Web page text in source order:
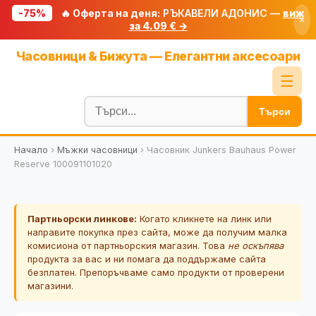
-75% 🔥 Оферта на деня: РЪКАВЕЛИ АДОНИС — виж
за 4.09 € →
×
Часовници & Бижута — Елегантни аксесоари
☰
Блог
🧮 Калкулатори
🔍 Намери продукт
🎟️ Купони
Търси
Начало › Мъжки часовници › Часовник Junkers Bauhaus Power
Reserve 100091101020
Партньорски линкове: Когато кликнете на линк или
направите покупка през сайта, може да получим малка
комисиона от партньорския магазин. Това не оскъпява
продукта за вас и ни помага да поддържаме сайта
безплатен. Препоръчваме само продукти от проверени
магазини.